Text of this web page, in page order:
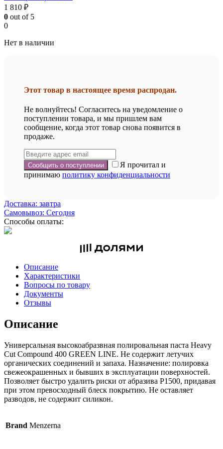
1 810 ₽
0 out of 5
0
Нет в наличии
Этот товар в настоящее время распродан.
Не волнуйтесь! Согласитесь на уведомление о
поступлении товара, и мы пришлем вам
сообщение, когда этот товар снова появится в
продаже.
Я прочитал и
принимаю политику конфиденциальности
Доставка: завтра
Самовывоз: Сегодня
Способы оплаты:
Описание
Характеристики
Вопросы по товару
Документы
Отзывы
Описание
Универсальная высокоабразвная полировальная паста Heavy
Cut Compound 400 GREEN LINE. Не содержит летучих
органических соединений и запаха. Назначение: полировка
свежеокрашенных и бывших в эксплуатации поверхностей.
Позволяет быстро удалить риски от абразива Р1500, придавая
при этом превосходный блеск покрытию. Не оставляет
разводов, не содержит силикон.
Brand Menzerna